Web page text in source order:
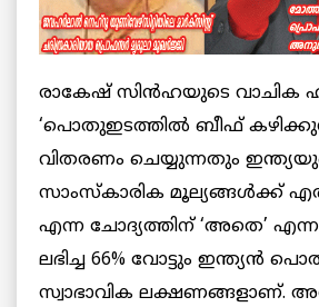
രാകേഷ് സിന്‍ഹയുടെ വാചിക
‘പൊതുഇടത്തില്‍ ബീഫ്
വിതരണം ചെയ്യുന്നതും
സാംസ്കാരിക മൂല്യങ്ങള്‍ക്ക്
എന്ന ചോദ്യത്തിന് ‘അതെ’
ലഭിച്ച 66% വോട്ടും ഇന്ത്യന്‍
സ്വാഭാവിക ലക്ഷണങ്ങളാണ്.